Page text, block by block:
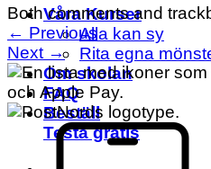
Våra Kurser
Alla kan sy
Rita egna
Om skolan
FAQ
Beställ
Testa gratis
Both comments and
← Previous
Next →